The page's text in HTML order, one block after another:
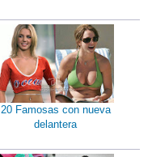
20 Famosas con nueva
delantera